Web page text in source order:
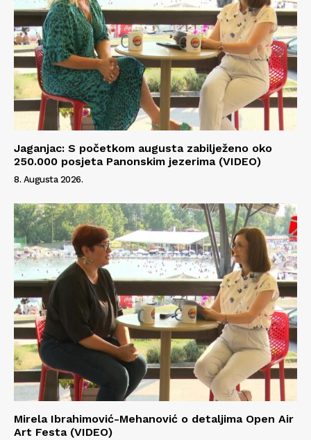
Jaganjac: S početkom augusta zabilježeno oko
250.000 posjeta Panonskim jezerima (VIDEO)
8. Augusta 2026.
Mirela Ibrahimović-Mehanović o detaljima Open Air
Art Festa (VIDEO)